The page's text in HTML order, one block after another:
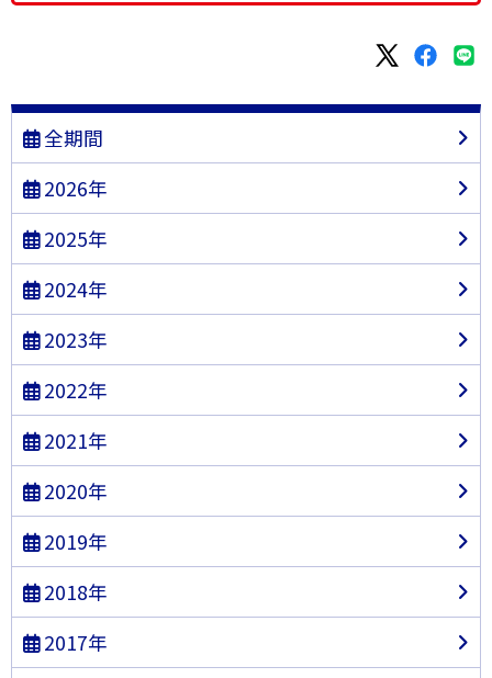
全期間
2026年
2025年
2024年
2023年
2022年
2021年
2020年
2019年
2018年
2017年